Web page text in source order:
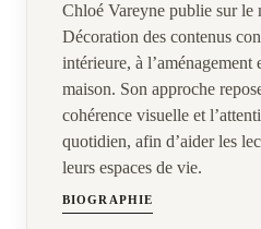
Chloé Vareyne publie sur le
Décoration des contenus
intérieure, à l’aménagement
maison. Son approche
cohérence visuelle et
quotidien, afin d’aider les
leurs espaces de vie.
BIOGRAPHIE